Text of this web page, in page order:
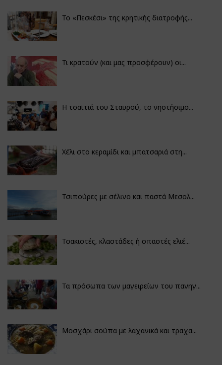
Το «Πεσκέσι» της κρητικής διατροφής...
Τι κρατούν (και μας προσφέρουν) οι...
Η τσαϊτιά του Σταυρού, το νηστήσιμο...
Χέλι στο κεραμίδι και μπατσαριά στη...
Τσιπούρες με σέλινο και παστά Μεσολ...
Τσακιστές, κλαστάδες ή σπαστές ελιέ...
Τα πρόσωπα των μαγειρείων του πανηγ...
Μοσχάρι σούπα με λαχανικά και τραχα...